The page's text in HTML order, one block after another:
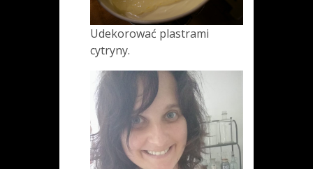
Udekorować plastrami
cytryny.